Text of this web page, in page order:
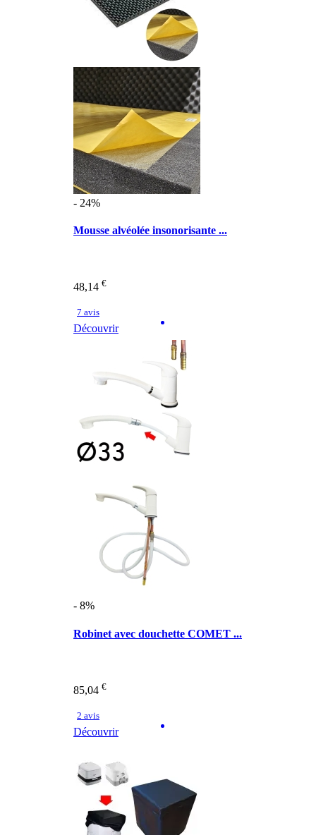
- 24%
Mousse alvéolée insonorisante ...
48,14 €
7 avis
Découvrir
- 8%
Robinet avec douchette COMET ...
85,04 €
2 avis
Découvrir